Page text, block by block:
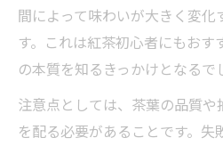
間によって味わいが大きく変化
す。これは紅茶初心者にもお
の本質を知るきっかけとなるで
注意点としては、茶葉の品質
を配る必要があることです。失